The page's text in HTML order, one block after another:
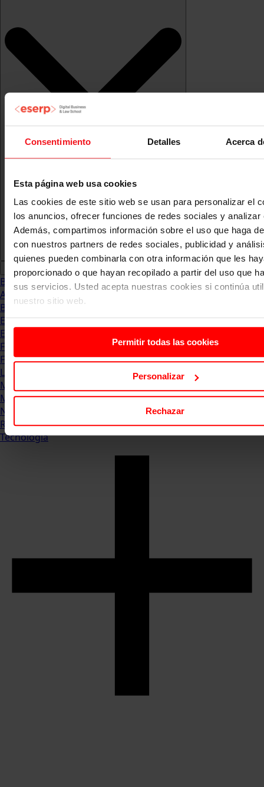
Consentimiento Detalles Acerca
Esta página web usa cookies
Las cookies de este sitio web se usan para personalizar el
los anuncios, ofrecer funciones de redes sociales y analizar
Además, compartimos información sobre el uso que haga
con nuestros partners de redes sociales, publicidad y
quienes pueden combinarla con otra información que les
proporcionado o que hayan recopilado a partir del uso que
sus servicios. Usted acepta nuestras cookies si continúa
nuestro sitio web.
Permitir todas las cookies
Personalizar
Rechazar
Blog
Abogacia
Business
Empleo & Emprendimiento
Empresas
Finanzas
Formación & Estudios
Luxury
Management
Marketing & Comunicación
Negocios
Recursos Humanos
Tecnología